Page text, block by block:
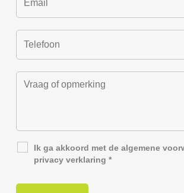
Ik ga akkoord met dealgemene
privacy verklaring *